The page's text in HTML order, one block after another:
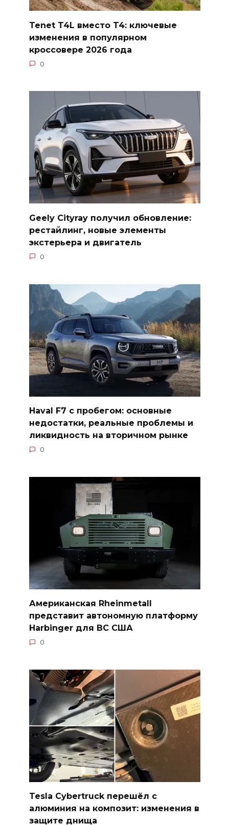
Tenet T4L вместо T4: ключевые
изменения в популярном
кроссовере 2026 года
0
Geely Cityray получил обновление:
рестайлинг, новые элементы
экстерьера и двигатель
0
Haval F7 с пробегом: основные
недостатки, реальные проблемы и
ликвидность на вторичном рынке
0
Американская Rheinmetall
представит автономную платформу
Harbinger для ВС США
0
Tesla Cybertruck перешёл с
алюминия на композит: изменения в
защите днища